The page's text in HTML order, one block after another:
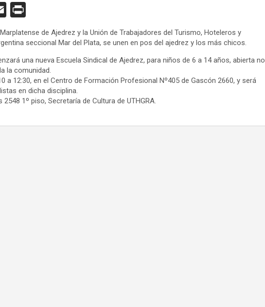
E
m
ail tF
ri
e
n
dl
de Ajedrez y la Unión de Trabajadores del Turismo, Hoteleros y
seccional Mar del Plata, se unen en pos del ajedrez y los más chicos.
una nueva Escuela Sindical de Ajedrez, para niños de 6 a 14 años, abierta no
la comunidad.
a 12:30, en el Centro de Formación Profesional Nº405 de Gascón 2660, y será
en dicha disciplina.
1º piso, Secretaría de Cultura de UTHGRA.